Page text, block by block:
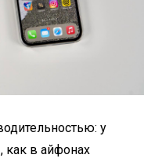
у
как в айфонах